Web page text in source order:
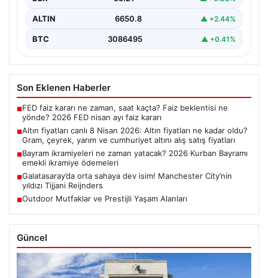
ALTIN 6650.8 ▲ +2.44%
BTC 3086495 ▲ +0.41%
Son Eklenen Haberler
■FED faiz kararı ne zaman, saat kaçta? Faiz beklentisi ne
yönde? 2026 FED nisan ayı faiz kararı
■Altın fiyatları canlı 8 Nisan 2026: Altın fiyatları ne kadar oldu?
Gram, çeyrek, yarım ve cumhuriyet altını alış satış fiyatları
■Bayram ikramiyeleri ne zaman yatacak? 2026 Kurban Bayramı
emekli ikramiye ödemeleri
■Galatasaray’da orta sahaya dev isim! Manchester City’nin
yıldızı Tijjani Reijnders
■Outdoor Mutfaklar ve Prestijli Yaşam Alanları
Güncel